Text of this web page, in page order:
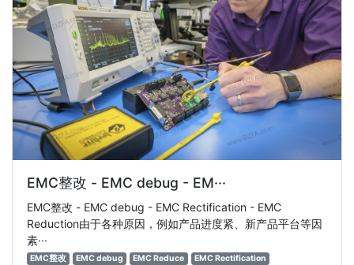
EMC整改 - EMC debug - EM···
EMC整改 - EMC debug - EMC Rectification - EMC
Reduction由于各种原因，例如产品进度紧、新产品平台等因
素···
EMC整改 EMC debug EMC Reduce EMC Rectification